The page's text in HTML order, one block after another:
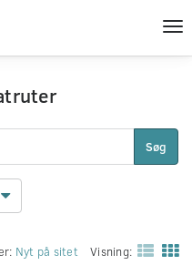
Søg
Nyt på sitet Visning: